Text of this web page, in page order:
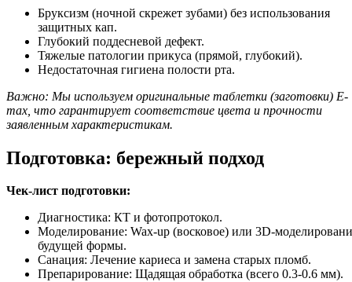
Бруксизм (ночной скрежет зубами) без использования
защитных кап.
Глубокий поддесневой дефект.
Тяжелые патологии прикуса (прямой, глубокий).
Недостаточная гигиена полости рта.
Важно: Мы используем оригинальные таблетки (заготовки) E-
max, что гарантирует соответствие цвета и прочности
заявленным характеристикам.
Подготовка: бережный подход
Чек-лист подготовки:
Диагностика: КТ и фотопротокол.
Моделирование: Wax-up (восковое) или 3D-
будущей формы.
Санация: Лечение кариеса и замена старых пломб.
Препарирование: Щадящая обработка (всего 0.3-0.6 мм).